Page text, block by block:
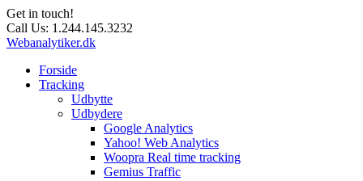
Get in touch!
Call Us: 1.244.145.3232
Webanalytiker.dk
Forside
Tracking
Udbytte
Udbydere
Google Analytics
Yahoo! Web Analytics
Woopra Real time tracking
Gemius Traffic